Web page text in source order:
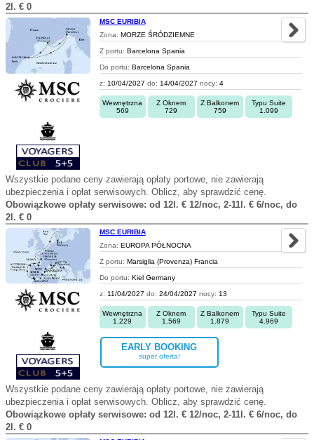
2l. € 0
MSC EURIBIA
Zona: MORZE ŚRÓDZIEMNE
Z portu: Barcelona Spania
Do portu: Barcelona Spania
z: 10/04/2027 do: 14/04/2027 nocy: 4
Wewnętrzna
569
Z Oknem
729
Z Balkonem
759
Typu Suite
1.099
Wszystkie podane ceny zawierają opłaty portowe, nie zawierają
ubezpieczenia i opłat serwisowych. Oblicz, aby sprawdzić cenę.
Obowiązkowe opłaty serwisowe: od 12l. € 12/noc, 2-11l. € 6/noc, do
2l. € 0
MSC EURIBIA
Zona: EUROPA PÓŁNOCNA
Z portu: Marsiglia (Provenza) Francia
Do portu: Kiel Germany
z: 11/04/2027 do: 24/04/2027 nocy: 13
Wewnętrzna
1.229
Z Oknem
1.569
Z Balkonem
1.879
Typu Suite
4.969
EARLY BOOKING
super oferta!
Wszystkie podane ceny zawierają opłaty portowe, nie zawierają
ubezpieczenia i opłat serwisowych. Oblicz, aby sprawdzić cenę.
Obowiązkowe opłaty serwisowe: od 12l. € 12/noc, 2-11l. € 6/noc, do
2l. € 0